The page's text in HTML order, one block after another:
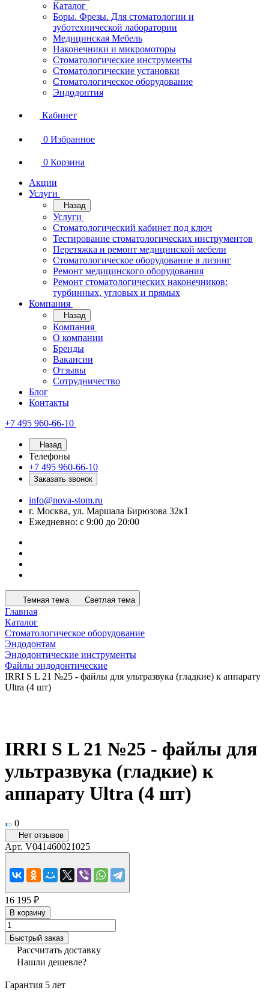
Каталог
Боры. Фрезы. Для стоматологии и
зуботехнической лаборатории
Медицинская Мебель
Наконечники и микромоторы
Стоматологические инструменты
Стоматологические установки
Стоматологическое оборудование
Эндодонтия
Кабинет
0 Избранное
0 Корзина
Акции
Услуги
Назад
Услуги
Стоматологический кабинет под ключ
Тестирование стоматологических инструментов
Перетяжка и ремонт медицинской мебели
Стоматологическое оборудование в лизинг
Ремонт медицинского оборудования
Ремонт стоматологических наконечников:
турбинных, угловых и прямых
Компания
Назад
Компания
О компании
Бренды
Вакансии
Отзывы
Сотрудничество
Блог
Контакты
+7 495 960-66-10
Назад
Телефоны
+7 495 960-66-10
Заказать звонок
info@nova-stom.ru
г. Москва, ул. Маршала Бирюзова 32к1
Ежедневно: с 9:00 до 20:00
Темная тема Светлая тема
Главная
Каталог
Стоматологическое оборудование
Эндодонтам
Эндодонтические инструменты
Файлы эндодонтические
IRRI S L 21 №25 - файлы для ультразвука (гладкие) к аппарату
Ultra (4 шт)
IRRI S L 21 №25 - файлы для
ультразвука (гладкие) к
аппарату Ultra (4 шт)
0
Нет отзывов
Арт. V041460021025
16 195 ₽
В корзину
Быстрый заказ
Рассчитать доставку
Нашли дешевле?
Гарантия 5 лет